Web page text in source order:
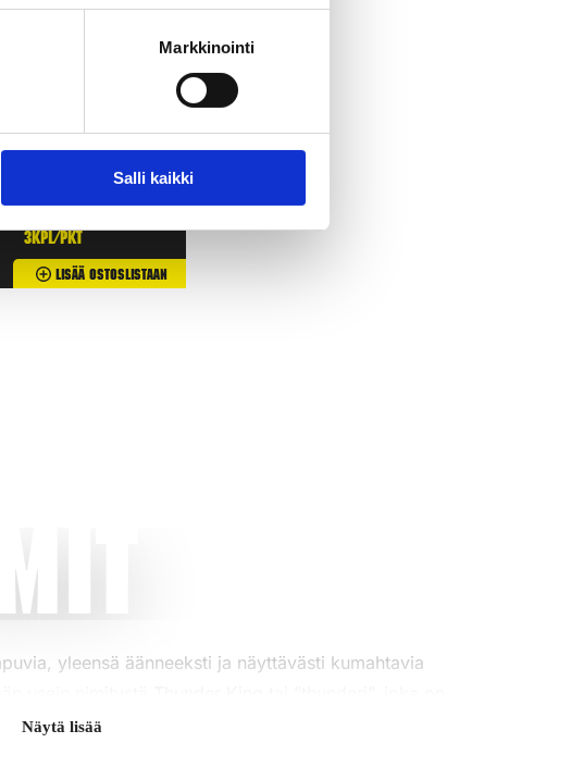
Markkinointi
Salli kaikki
Thunder
€
3kpl/pkt
Lisää Ostoslistaan
yleensä äänneeksti ja näyttävästi kumahtavia
Näytä lisää